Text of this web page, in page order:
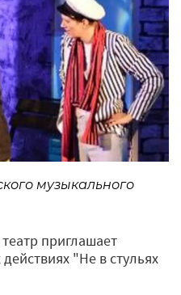
музыкального
приглашает
"Не в стульях